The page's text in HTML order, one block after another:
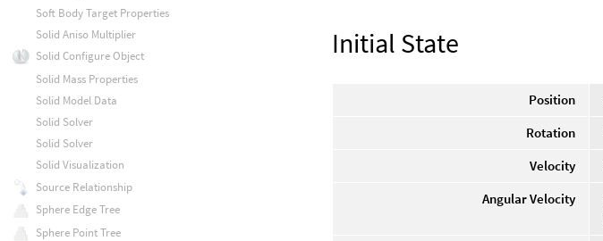
Initial State
Position
Rotation
Velocity
Angular Velocity
Soft Body Target Properties
Solid Aniso Multiplier
Solid Configure Object
Solid Mass Properties
Solid Model Data
Solid Solver
Solid Solver
Solid Visualization
Source Relationship
Sphere Edge Tree
Sphere Point Tree